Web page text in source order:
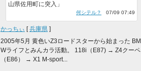
山県佐用町に突入」
何シテル？ 07/09 07:49
かっちぃ [兵庫県 ]
2005年5月 黄色いZ3ロードスターから始まった BM
Wライフとみんカラ活動。 118i（E87) → Z4クーペ
（E86） → X1 M-sport...